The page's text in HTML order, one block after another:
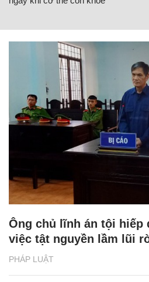
PHÁP LUẬT
Ông chủ lĩnh án tội hiếp
việc tật nguyền lầm lũi